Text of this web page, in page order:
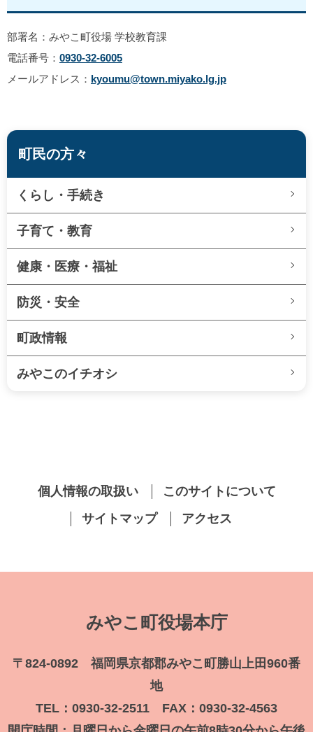
部署名：みやこ町役場 学校教育課
電話番号： 0930-32-6005
メールアドレス： kyoumu@town.miyako.lg.jp
町民の方々
くらし・手続き
子育て・教育
健康・医療・福祉
防災・安全
町政情報
みやこのイチオシ
個人情報の取扱い
このサイトについて
サイトマップ
アクセス
みやこ町役場本庁
〒824-0892 福岡県京都郡みやこ町勝山上田960番
地
TEL：0930-32-2511 FAX：0930-32-4563